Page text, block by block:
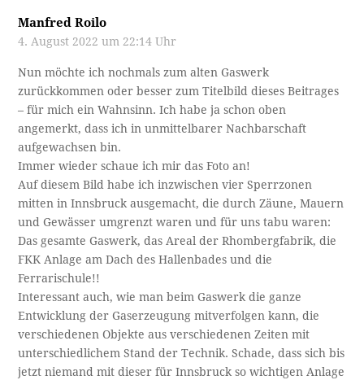
Manfred Roilo
4. August 2022 um 22:14 Uhr
Nun möchte ich nochmals zum alten Gaswerk
zurückkommen oder besser zum Titelbild dieses Beitrages
– für mich ein Wahnsinn. Ich habe ja schon oben
angemerkt, dass ich in unmittelbarer Nachbarschaft
aufgewachsen bin.
Immer wieder schaue ich mir das Foto an!
Auf diesem Bild habe ich inzwischen vier Sperrzonen
mitten in Innsbruck ausgemacht, die durch Zäune, Mauern
und Gewässer umgrenzt waren und für uns tabu waren:
Das gesamte Gaswerk, das Areal der Rhombergfabrik, die
FKK Anlage am Dach des Hallenbades und die
Ferrarischule!!
Interessant auch, wie man beim Gaswerk die ganze
Entwicklung der Gaserzeugung mitverfolgen kann, die
verschiedenen Objekte aus verschiedenen Zeiten mit
unterschiedlichem Stand der Technik. Schade, dass sich bis
jetzt niemand mit dieser für Innsbruck so wichtigen Anlage